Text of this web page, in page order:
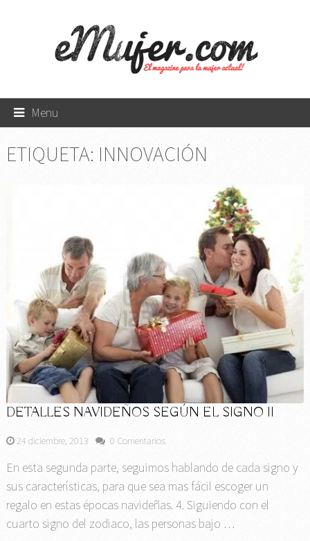
Menu
ETIQUETA: INNOVACIÓN
DETALLES NAVIDEÑOS SEGÚN EL SIGNO II
24 diciembre, 2013 0 Comentarios
En esta segunda parte, seguimos hablando de cada signo y
sus características, para que sea mas fácil escoger un
regalo en estas épocas navideñas. 4. Siguiendo con el
cuarto signo del zodiaco, las personas bajo …